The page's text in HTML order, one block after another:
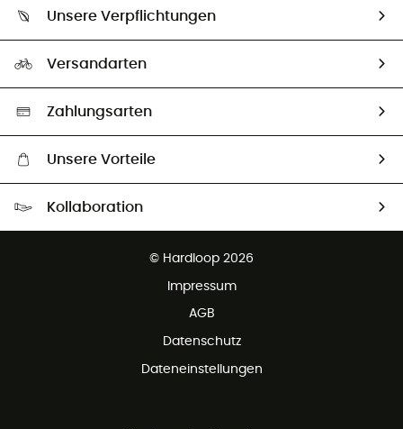
Größentabelle
Unsere Botschafter
Unsere Verpflichtungen
Auswahl an nachhaltigen Produkten
Versandarten
Zahlungsarten
Unsere Vorteile
Kollaboration
© Hardloop 2026
Impressum
AGB
Datenschutz
Dateneinstellungen